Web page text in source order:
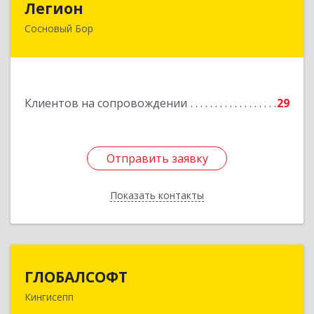
Легион
Сосновый Бор
Клиентов на сопровождении 29
Отправить заявку
Показать контакты
188544, Ленинградская обл, Сосновый Бор г,
Отправить заявку
Назад
ГЛОБАЛСОФТ
Кингисепп
188485, Ленинградская обл, Кингисеппский р-н,